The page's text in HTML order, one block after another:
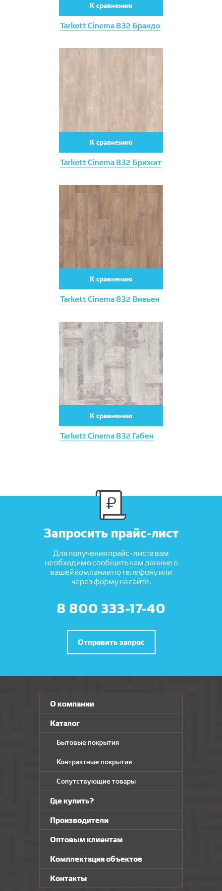
Tarkett Cinema 832 Брандо
К сравнению
Tarkett Cinema 832 Брижит
К сравнению
Tarkett Cinema 832 Вивьен
К сравнению
Tarkett Cinema 832 Габен
К сравнению
Запросить прайс-лист
Для получения прайс-листа вам
необходимо сообщить нам данные о
вашей компании по телефону или
через форму на сайте.
8 800 333-17-40
Отправить запрос
О компании
Каталог
Бытовые покрытия
Контрактные покрытия
Сопутствующие товары
Где купить?
Производители
Оптовым клиентам
Комплектация объектов
Контакты